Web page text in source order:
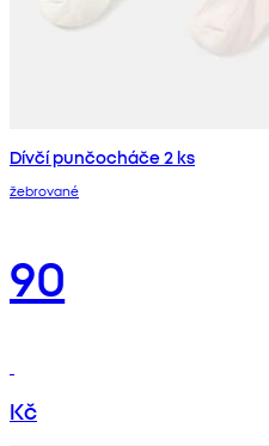
Dívčí punčocháče 2 ks
žebrované
90
Kč